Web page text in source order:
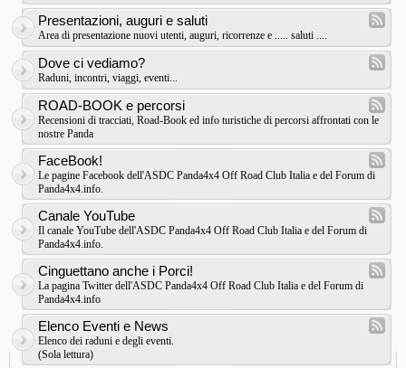
Presentazioni, auguri e saluti
Area di presentazione nuovi utenti, auguri, ricorrenze e ..... saluti ....
Dove ci vediamo?
Raduni, incontri, viaggi, eventi...
ROAD-BOOK e percorsi
Recensioni di tracciati, Road-Book ed info turistiche di percorsi affrontati con le
nostre Panda
FaceBook!
Le pagine Facebook dell'ASDC Panda4x4 Off Road Club Italia e del Forum di
Panda4x4.info.
Canale YouTube
Il canale YouTube dell'ASDC Panda4x4 Off Road Club Italia e del Forum di
Panda4x4.info.
Cinguettano anche i Porci!
La pagina Twitter dell'ASDC Panda4x4 Off Road Club Italia e del Forum di
Panda4x4.info
Elenco Eventi e News
Elenco dei raduni e degli eventi.
(Sola lettura)